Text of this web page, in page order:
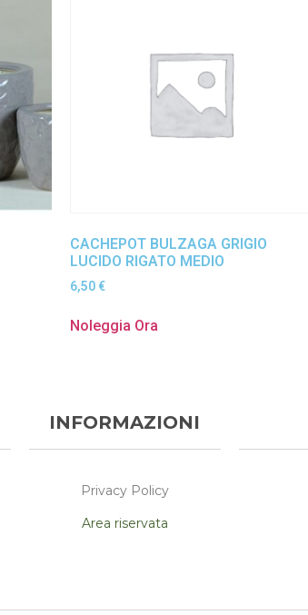
CACHEPOT BULZAGA GRIGIO
LUCIDO RIGATO MEDIO
6,50 €
Noleggia Ora
INFORMAZIONI
Privacy Policy
Area riservata